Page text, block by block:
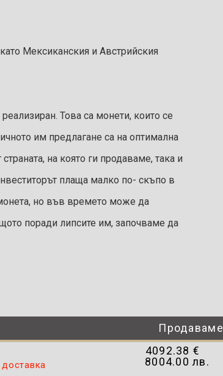
Мексиканския и Австрийския
Това са монети, които се
им предлагане са на оптимална
на която ги продаваме, така и
плаща малко по- скъпо в
монета, но във времето може да
поради липсите им, започваме да
Продаваме
4092.38 €
8004.00 лв.